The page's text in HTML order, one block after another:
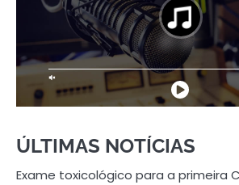
ÚLTIMAS NOTÍCIAS
Exame toxicológico para a primeira